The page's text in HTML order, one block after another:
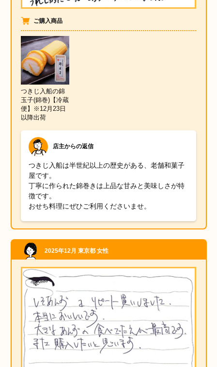
ご購入商品
つきじ入船の錦
玉子(錦巻)【冷蔵
便】※12月23日
以降出荷
店主からの返信
つきじ入船は半世紀以上の歴史がある、老舗和菓子
屋です。
丁寧に作られた錦巻きは上品な甘みと美味しさが特
徴です。
おせち料理にぜひご利用くださいませ。
2025年12月 東京都 女性